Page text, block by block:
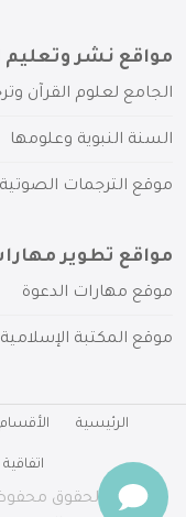
مواقع نشر وتعليم
الجامع لعلوم القرآن
السنة النبوية وعلومها
موقع الترجمات الصوتية
مواقع تطوير
موقع مهارات الدعوة
موقع المكتبة الإسلامية
الرئيسية الأقسام
جميع الحقوق